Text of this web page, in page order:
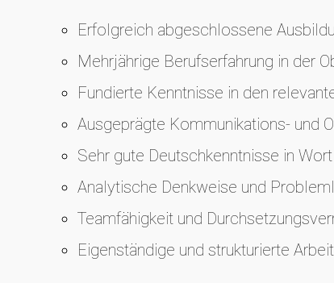
Erfolgreich abgeschlossene
Mehrjährige Berufserfahrung in der
Fundierte Kenntnisse in den
Ausgeprägte Kommunikations- und
Sehr gute Deutschkenntnisse in
Analytische Denkweise und
Teamfähigkeit und
Eigenständige und strukturierte